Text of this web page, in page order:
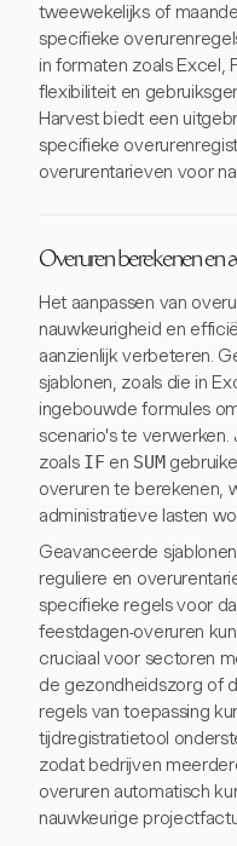
tweewekelijks of
specifieke
in formaten zoals Excel,
flexibiliteit en
Harvest biedt een
specifieke
overurentarieven voor
Overuren berekenen en
Het aanpassen van
nauwkeurigheid en
aanzienlijk verbeteren.
sjablonen, zoals die in
ingebouwde formules
scenario's te
zoals IFen SUM
overuren te berekenen,
administratieve lasten
Geavanceerde
reguliere en
specifieke regels voor
feestdagen-overuren
cruciaal voor sectoren
de gezondheidszorg of
regels van toepassing
tijdregistratietool
zodat bedrijven
overuren automatisch
nauwkeurige